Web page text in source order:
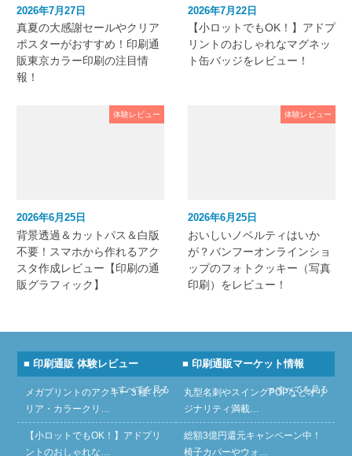
2026年7月27日
真夏の大感謝セールやクリア
ポスターがおすすめ！印刷通
販東京カラー印刷の注目情
報！
2026年7月22日
【小ロットでもOK！】アドプ
リントのおしゃれなマグネッ
ト缶バッジをレビュー！
体験レビュー
2026年6月25日
背景透過＆カットパス＆白版
不要！スマホから作れるアク
スタ作成レビュー【印刷の通
販グラフィック】
体験レビュー
2026年6月25日
おいしいノベルティはいか
が？バンフーオンラインショ
ップのフォトクッキー（写真
印刷）をレビュー！
■ 印刷通販 体験レビュー
» すべてを見る
メガプリントのアクキー３種（ク
リア・カラークリ…
【小ロットでもOK！】アドプリ
ントのおしゃれな…
■ 印刷通販マーケット情報
» すべてを見る
丸型名刺やスイングPOPなどオリ
ジナリティ満載…
総額3億円還元キャンペーン中！
椅子カバーやウォ…